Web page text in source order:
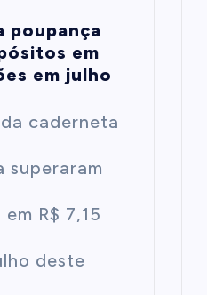
poupança
em
em julho
caderneta
superaram
R$ 7,15
deste